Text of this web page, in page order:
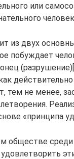
или
из двух
побуждает
не менее,
«принципа
обществе среди